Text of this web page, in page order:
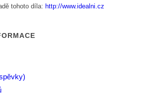
tohoto díla: http://www.idealni.cz